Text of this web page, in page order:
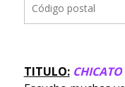
TITULO: CHICATO